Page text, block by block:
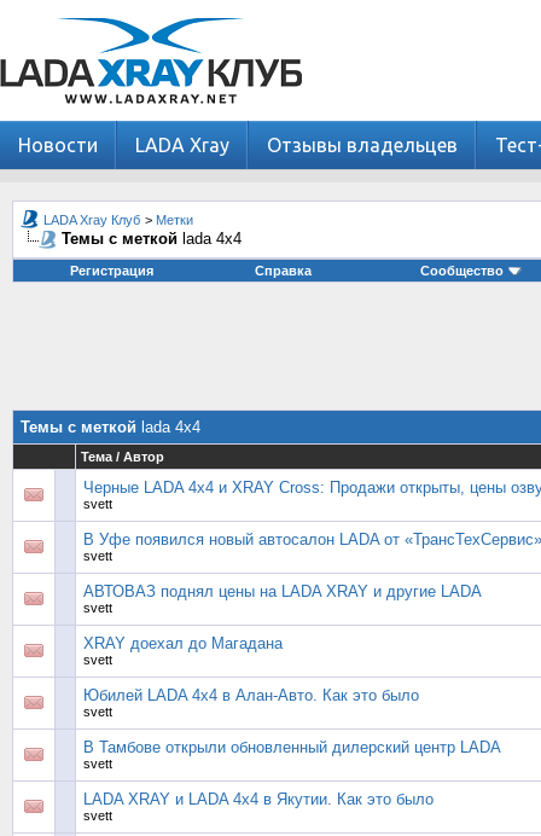
Новости LADA Xray Отзывы владельцев
LADA Xray Клуб > Метки
Темы с меткой lada 4x4
Регистрация Справка Сообщество
Темы с меткой lada 4x4
Тема / Автор
Черные LADA 4x4 и XRAY Cross: Продажи открыты, цены
svett
В Уфе появился новый автосалон LADA от «ТрансТехСервис»
svett
АВТОВАЗ поднял цены на LADA XRAY и другие LADA
svett
XRAY доехал до Магадана
svett
Юбилей LADA 4x4 в Алан-Авто. Как это было
svett
В Тамбове открыли обновленный дилерский центр LADA
svett
LADA XRAY и LADA 4x4 в Якутии. Как это было
svett